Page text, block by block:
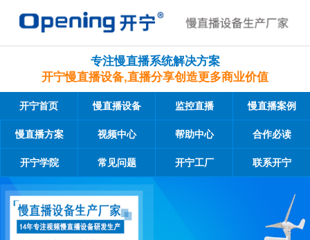
专注慢直播系统解决方案
开宁慢直播设备,直播分享创造更多商业价值
开宁首页 慢直播设备 监控直播 慢直播案例
慢直播方案 视频中心 帮助中心 合作必读
开宁学院 常见问题 开宁工厂 联系开宁